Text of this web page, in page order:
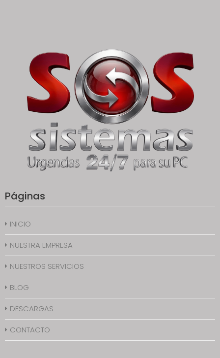
Páginas
INICIO
NUESTRA EMPRESA
NUESTROS SERVICIOS
BLOG
DESCARGAS
CONTACTO